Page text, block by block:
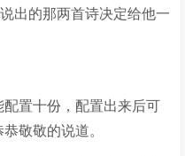
出的那两首诗决定给他一
配置十份，配置出来后可
敬敬的说道。